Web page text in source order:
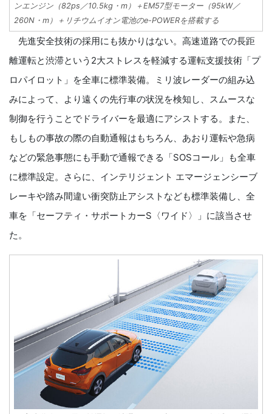
ンエンジン（82ps／10.5kg・m）＋EM57型モーター（95kW／
260N・m）＋リチウムイオン電池のe-POWERを搭載する
先進安全技術の採用にも抜かりはない。高速道路での長距
離運転と渋滞という2大ストレスを軽減する運転支援技術「プ
ロパイロット」を全車に標準装備。ミリ波レーダーの組み込
みによって、より遠くの先行車の状況を検知し、スムースな
制御を行うことでドライバーを最適にアシストする。また、
もしもの事故の際の自動通報はもちろん、あおり運転や急病
などの緊急事態にも手動で通報できる「SOSコール」も全車
に標準設定。さらに、インテリジェント エマージェンシーブ
レーキや踏み間違い衝突防止アシストなども標準装備し、全
車を「セーフティ・サポートカーS〈ワイド〉」に該当させ
た。